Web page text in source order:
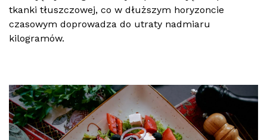
tkanki tłuszczowej, co w dłuższym horyzoncie
czasowym doprowadza do utraty nadmiaru
kilogramów.